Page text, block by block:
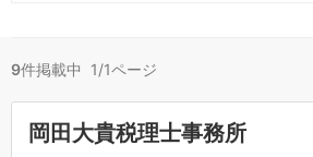
9件掲載中 1/1ページ
岡田大貴税理士事務所